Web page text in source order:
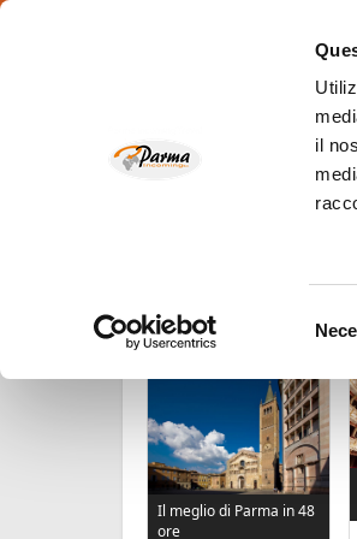
il
Scopri Parma e il
Opera e
TOUR PIÙ RICHIESTI
Il meglio di Parma in 48
ore